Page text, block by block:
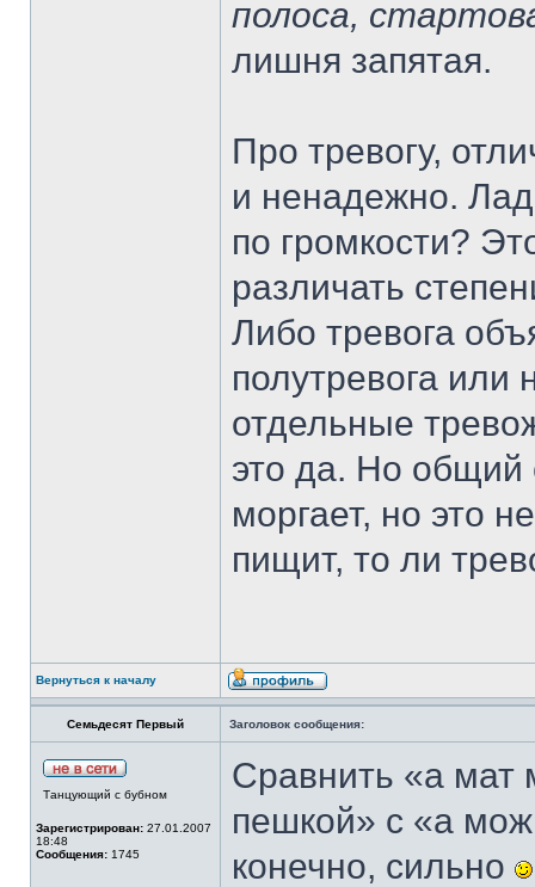
полоса,
лишня запятая.
Про тревогу,
и ненадежно.
по громкости?
различать
Либо тревога
полутревога или
отдельные
это да. Но общий
моргает, но это
пищит, то ли
Вернуться к началу
Семьдесят Первый Заголовок сообщения:
Танцующий с бубном
Зарегистрирован: 27.01.2007
18:48
Сообщения: 1745
Сравнить «а мат
пешкой» с «а
конечно, сильно